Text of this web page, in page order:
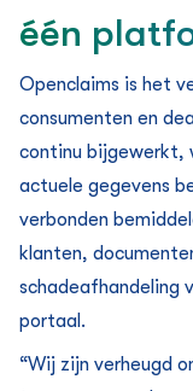
één
Openclaims is het
consumenten en
continu bijgewerkt,
actuele gegevens
verbonden
klanten,
schadeafhandeling
portaal.
“Wij zijn verheugd